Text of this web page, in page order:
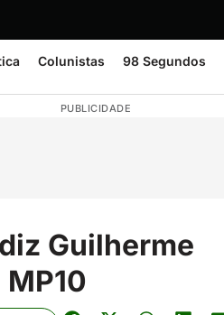
Colunistas 98 Segundos
PUBLICIDADE
Guilherme